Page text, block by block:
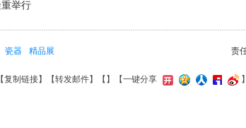
举行
责
瓷器 精品展
复制链接】【转发邮件】【 】 【一键分享 】